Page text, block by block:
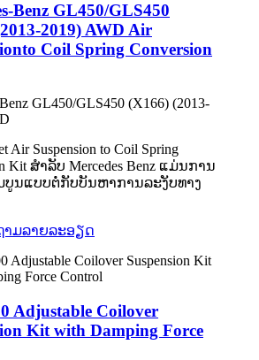
Benz GL450/GLS450
2019) AWD Air
Coil Spring Conversion
GL450/GLS450 (X166) (2013-
Air Suspension to Coil Spring
Kit ສໍາລັບ Mercedes Benz ແມ່ນການ
ບູນແບບຕໍ່ກັບບັນຫາການລະງັບທາງ
າມລາຍລະອຽດ
Adjustable Coilover
Kit with Damping Force